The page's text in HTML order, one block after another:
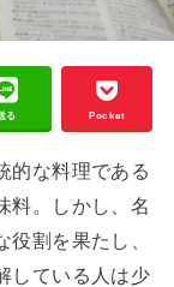
る Pocket
的な料理である
料。しかし、名
割を果たし、
している人は少